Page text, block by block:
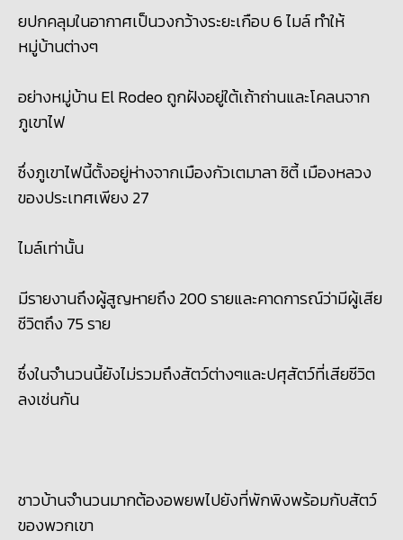
ยปกคลุมในอากาศเป็นวงกว้างระยะเกือบ 6 ไมล์ ทำให้
หมู่บ้านต่างๆ
อย่างหมู่บ้าน El Rodeo ถูกฝังอยู่ใต้เถ้าถ่านและโคลนจาก
ภูเขาไฟ
ซึ่งภูเขาไฟนี้ตั้งอยู่ห่างจากเมืองกัวเตมาลา ซิตี้ เมืองหลวง
ของประเทศเพียง 27
ไมล์เท่านั้น
มีรายงานถึงผู้สูญหายถึง 200 รายและคาดการณ์ว่ามีผู้เสีย
ชีวิตถึง 75 ราย
ซึ่งในจำนวนนี้ยังไม่รวมถึงสัตว์ต่างๆและปศุสัตว์ที่เสียชีวิต
ลงเช่นกัน
ชาวบ้านจำนวนมากต้องอพยพไปยังที่พักพิงพร้อมกับสัตว์
ของพวกเขา